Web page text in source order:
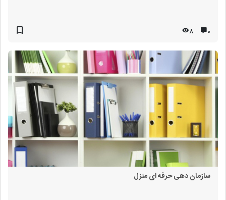
۰ 8
سازمان دهی حرفه ای منزل